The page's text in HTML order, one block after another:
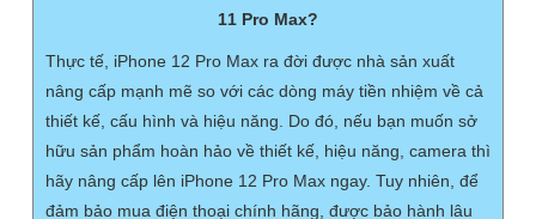
11 Pro Max?
Thực tế, iPhone 12 Pro Max ra đời được nhà sản xuất
nâng cấp mạnh mẽ so với các dòng máy tiền nhiệm về cả
thiết kế, cấu hình và hiệu năng. Do đó, nếu bạn muốn sở
hữu sản phẩm hoàn hảo về thiết kế, hiệu năng, camera thì
hãy nâng cấp lên iPhone 12 Pro Max ngay. Tuy nhiên, để
đảm bảo mua điện thoại chính hãng, được bảo hành lâu